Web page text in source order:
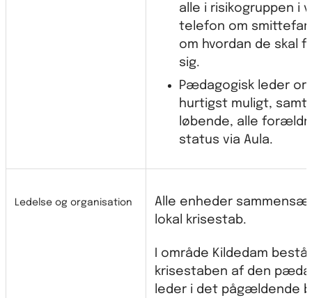
alle i risikogruppen i
telefon om
om hvordan de skal
sig.
Pædagogisk leder
hurtigst muligt, samt
løbende, alle
status via Aula.
Ledelse og organisation
Alle enheder
lokal krisestab.
I område Kildedam består
krisestaben af den
leder i det pågældende